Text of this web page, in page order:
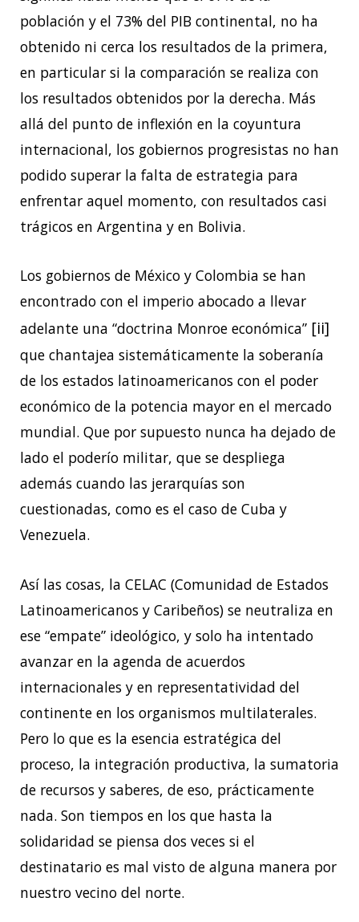
población y el 73% del PIB continental, no ha
obtenido ni cerca los resultados de la primera,
en particular si la comparación se realiza con
los resultados obtenidos por la derecha. Más
allá del punto de inflexión en la coyuntura
internacional, los gobiernos progresistas no han
podido superar la falta de estrategia para
enfrentar aquel momento, con resultados casi
trágicos en Argentina y en Bolivia.
Los gobiernos de México y Colombia se han
encontrado con el imperio abocado a llevar
adelante una “doctrina Monroe económica” [ii]
que chantajea sistemáticamente la soberanía
de los estados latinoamericanos con el poder
económico de la potencia mayor en el mercado
mundial. Que por supuesto nunca ha dejado de
lado el poderío militar, que se despliega
además cuando las jerarquías son
cuestionadas, como es el caso de Cuba y
Venezuela.
Así las cosas, la CELAC (Comunidad de Estados
Latinoamericanos y Caribeños) se neutraliza en
ese “empate” ideológico, y solo ha intentado
avanzar en la agenda de acuerdos
internacionales y en representatividad del
continente en los organismos multilaterales.
Pero lo que es la esencia estratégica del
proceso, la integración productiva, la sumatoria
de recursos y saberes, de eso, prácticamente
nada. Son tiempos en los que hasta la
solidaridad se piensa dos veces si el
destinatario es mal visto de alguna manera por
nuestro vecino del norte.